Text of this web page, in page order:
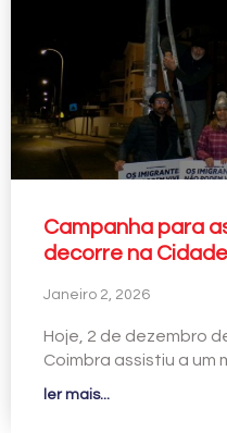
Campanha para
decorre na
Janeiro 2, 2026
Hoje, 2 de dezembro
Coimbra assistiu a um
ler mais...